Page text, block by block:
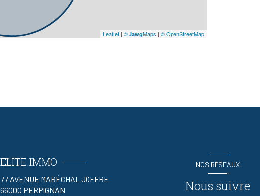
Leaflet| © JawgMaps | © OpenStreetMap
ELITE.IMMO
77 AVENUE MARÉCHAL JOFFRE
66000 PERPIGNAN
NOS RÉSEAUX
Nous suivre